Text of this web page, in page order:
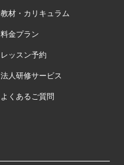
教材・カリキュラム
料金プラン
レッスン予約
法人研修サービス
よくあるご質問